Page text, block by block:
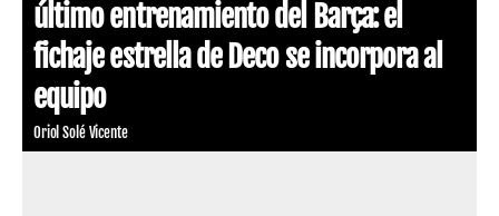
último entrenamiento del Barça: el
fichaje estrella de Deco se incorpora al
equipo
Oriol Solé Vicente